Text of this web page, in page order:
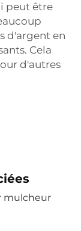
peut être
d'argent en
Cela
d'autres
mulcheur